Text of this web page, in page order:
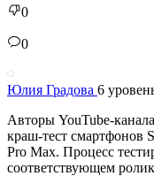
0
0
Юлия Градова 6
Авторы YouTube-
краш-тест смартфонов
Pro Max. Процесс
соответствующем